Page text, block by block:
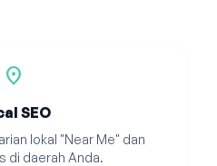
location_on
SEO
lokal "Near Me" dan
di daerah Anda.